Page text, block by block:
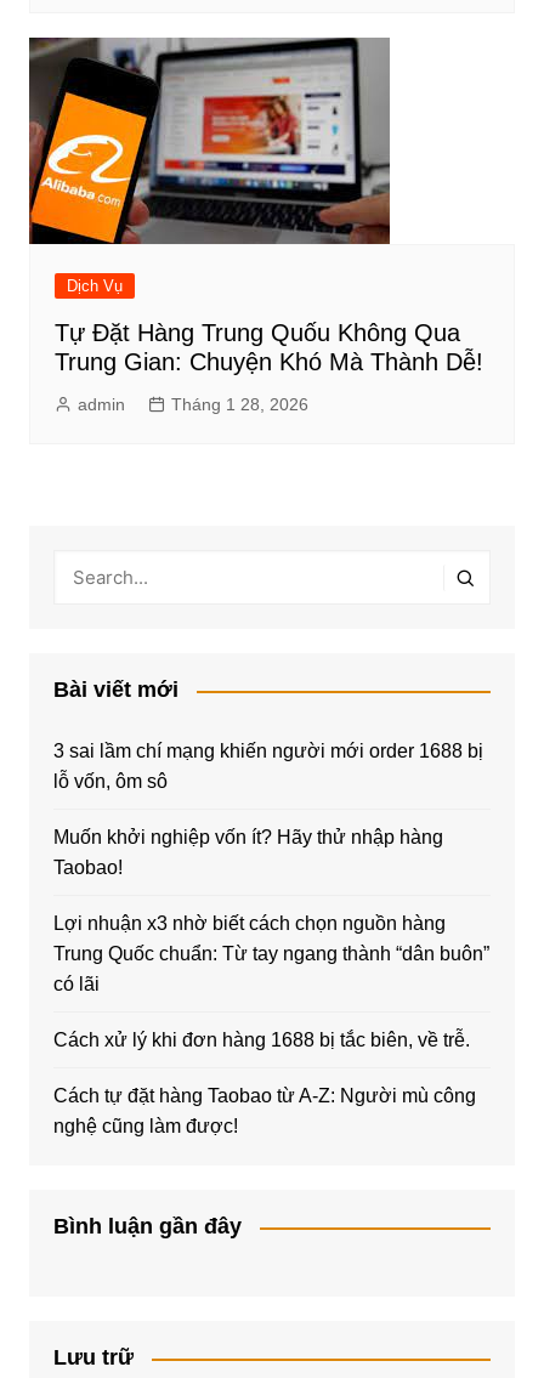
Dịch Vụ
Tự Đặt Hàng Trung Quốu Không Qua
Trung Gian: Chuyện Khó Mà Thành Dễ!
admin Tháng 1 28, 2026
Bài viết mới
3 sai lầm chí mạng khiến người mới order 1688 bị
lỗ vốn, ôm sô
Muốn khởi nghiệp vốn ít? Hãy thử nhập hàng
Taobao!
Lợi nhuận x3 nhờ biết cách chọn nguồn hàng
Trung Quốc chuẩn: Từ tay ngang thành “dân buôn”
có lãi
Cách xử lý khi đơn hàng 1688 bị tắc biên, về trễ.
Cách tự đặt hàng Taobao từ A-Z: Người mù công
nghệ cũng làm được!
Bình luận gần đây
Lưu trữ